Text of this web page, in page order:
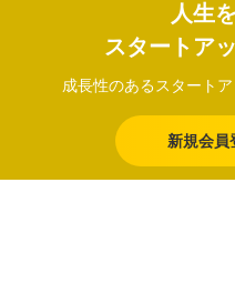
人生
スタートア
成長性のあるスタート
新規会員